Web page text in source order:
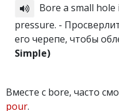
Bore a small
pressure. -
его черепе, чтобы
Simple)
Вместе с bore, часто
pour.